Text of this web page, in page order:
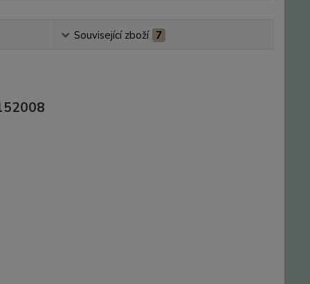
Související zboží 7